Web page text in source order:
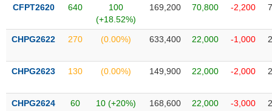
CFPT2620 640
100
(+18.52%)
169,200 70,800 -2,200
CHPG2622 270 (0.00%) 633,400 22,000 -1,000
CHPG2623 130 (0.00%) 149,900 22,000 -2,000
CHPG2624 60 10 (+20%) 168,600 22,000 -3,000
ÍCH
BẤT
ĐỘNG